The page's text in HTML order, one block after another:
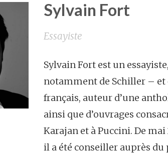
Sylvain Fort
Essayiste
Sylvain Fort est un
notamment de Schiller –
français, auteur d’une
ainsi que d’ouvrages
Karajan et à Puccini. De mai
il a été conseiller auprès